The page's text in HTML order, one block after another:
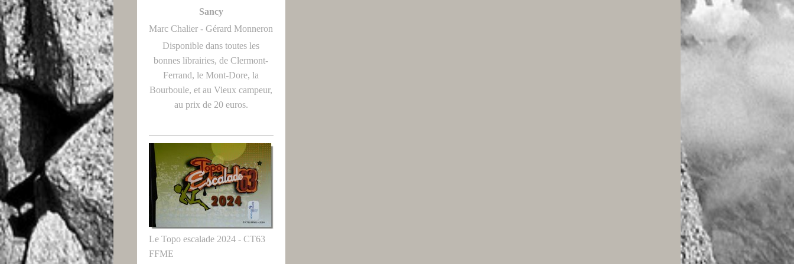
Sancy
Marc Chalier - Gérard Monneron
Disponible dans toutes les
bonnes librairies, de Clermont-
Ferrand, le Mont-Dore, la
Bourboule, et au Vieux campeur,
au prix de 20 euros.
Le Topo escalade 2024 - CT63
FFME